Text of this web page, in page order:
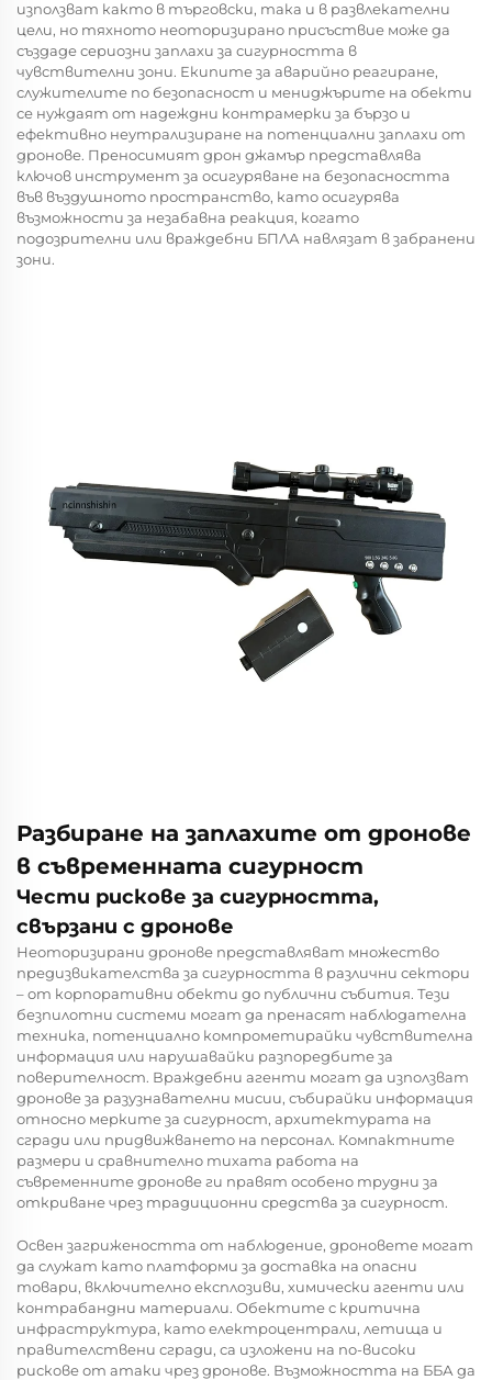
използват както в търговски, така и в развлекателни
цели, но тяхното неоторизирано присъствие може да
създаде сериозни заплахи за сигурността в
чувствителни зони. Екипите за аварийно реагиране,
служителите по безопасност и мениджърите на обекти
се нуждаят от надеждни контрамерки за бързо и
ефективно неутрализиране на потенциални заплахи от
дронове. Преносимият дрон джамър представлява
ключов инструмент за осигуряване на безопасността
във въздушното пространство, като осигурява
възможности за незабавна реакция, когато
подозрителни или враждебни БПЛА навлязат в забранени
зони.
Разбиране на заплахите от дронове
в съвременната сигурност
Чести рискове за сигурността,
свързани с дронове
Неоторизирани дронове представляват множество
предизвикателства за сигурността в различни сектори
– от корпоративни обекти до публични събития. Тези
безпилотни системи могат да пренасят наблюдателна
техника, потенциално компрометирайки чувствителна
информация или нарушавайки разпоредбите за
поверителност. Враждебни агенти могат да използват
дронове за разузнавателни мисии, събирайки информация
относно мерките за сигурност, архитектурата на
сгради или придвижването на персонал. Компактните
размери и сравнително тихата работа на
съвременните дронове ги правят особено трудни за
откриване чрез традиционни средства за сигурност.
Освен загрижеността от наблюдение, дроновете могат
да служат като платформи за доставка на опасни
товари, включително експлозиви, химически агенти или
контрабандни материали. Обектите с критична
инфраструктура, като електроцентрали, летища и
правителствени сгради, са изложени на по-високи
рискове от атаки чрез дронове. Възможността на ББА да